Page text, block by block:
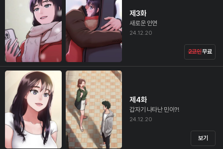
제3화
새로운 인연
24.12.20
2코인무료
제4화
갑자기 나타난 민아?!
24.12.20
보기